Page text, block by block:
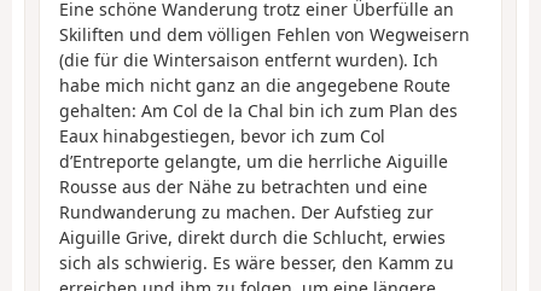
Eine schöne Wanderung trotz einer Überfülle an
Skiliften und dem völligen Fehlen von Wegweisern
(die für die Wintersaison entfernt wurden). Ich
habe mich nicht ganz an die angegebene Route
gehalten: Am Col de la Chal bin ich zum Plan des
Eaux hinabgestiegen, bevor ich zum Col
d’Entreporte gelangte, um die herrliche Aiguille
Rousse aus der Nähe zu betrachten und eine
Rundwanderung zu machen. Der Aufstieg zur
Aiguille Grive, direkt durch die Schlucht, erwies
sich als schwierig. Es wäre besser, den Kamm zu